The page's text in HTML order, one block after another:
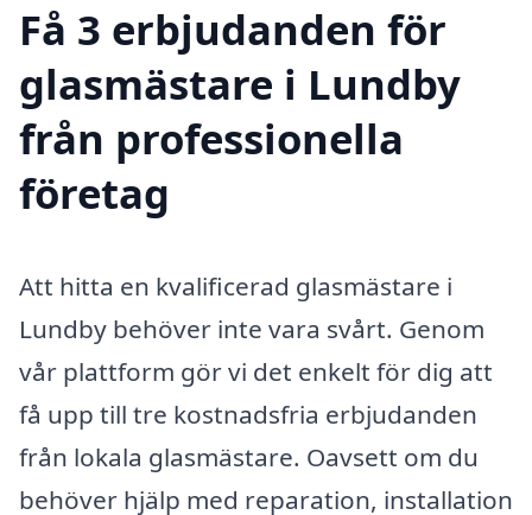
Få 3 erbjudanden för
glasmästare i Lundby
från professionella
företag
Att hitta en kvalificerad glasmästare i
Lundby behöver inte vara svårt. Genom
vår plattform gör vi det enkelt för dig att
få upp till tre kostnadsfria erbjudanden
från lokala glasmästare. Oavsett om du
behöver hjälp med reparation, installation